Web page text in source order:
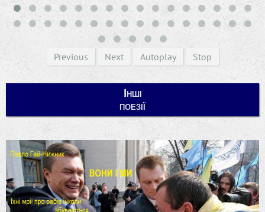
Previous Next Autoplay Stop
Інші
поезії